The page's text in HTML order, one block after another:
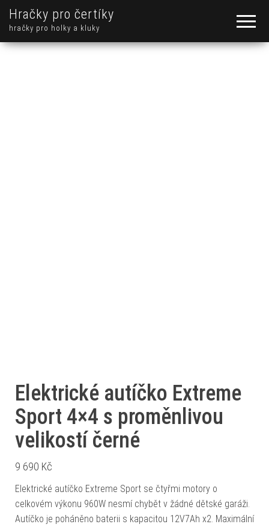
Hračky pro čertíky
hračky pro holky a kluky
Elektrické autíčko Extreme
Sport 4×4 s proměnlivou
velikostí černé
9 690 Kč
Elektrické autíčko Extreme Sport se čtyřmi motory o
celkovém výkonu 960W nesmí chybět v žádné dětské garáži.
Autíčko je poháněno baterii s kapacitou 12V7Ah x2. Maximální